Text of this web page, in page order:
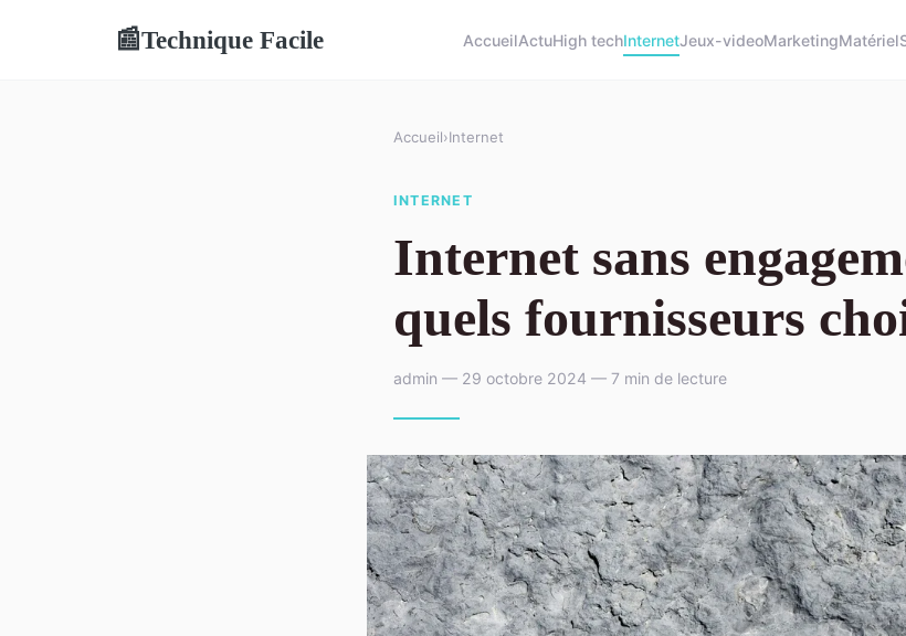
📰Technique Facile AccueilActuHigh techInternetJeux-videoMarketingMatériel
Accueil›Internet
INTERNET
Internet sans
quels fournisseurs
admin — 29 octobre 2024 — 7 min de lecture